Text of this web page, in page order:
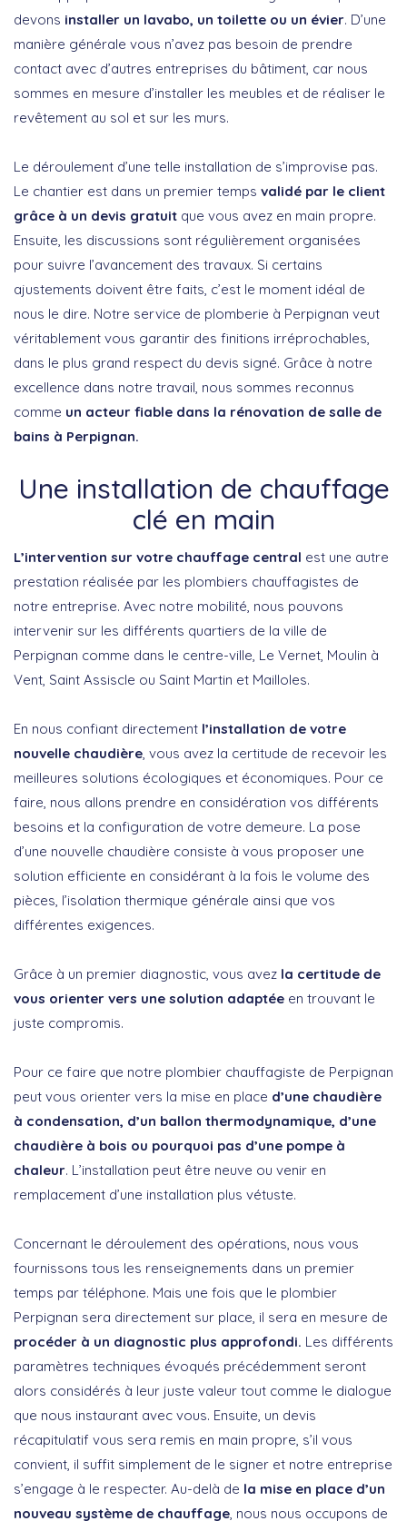
devons installer un lavabo, un toilette ou un évier. D’une
manière générale vous n’avez pas besoin de prendre
contact avec d’autres entreprises du bâtiment, car nous
sommes en mesure d’installer les meubles et de réaliser le
revêtement au sol et sur les murs.
Le déroulement d’une telle installation de s’improvise pas.
Le chantier est dans un premier temps validé par le client
grâce à un devis gratuit que vous avez en main propre.
Ensuite, les discussions sont régulièrement organisées
pour suivre l’avancement des travaux. Si certains
ajustements doivent être faits, c’est le moment idéal de
nous le dire. Notre service de plomberie à Perpignan veut
véritablement vous garantir des finitions irréprochables,
dans le plus grand respect du devis signé. Grâce à notre
excellence dans notre travail, nous sommes reconnus
comme un acteur fiable dans la rénovation de salle de
bains à Perpignan.
Une installation de chauffage
clé en main
L’intervention sur votre chauffage central est une autre
prestation réalisée par les plombiers chauffagistes de
notre entreprise. Avec notre mobilité, nous pouvons
intervenir sur les différents quartiers de la ville de
Perpignan comme dans le centre-ville, Le Vernet, Moulin à
Vent, Saint Assiscle ou Saint Martin et Mailloles.
En nous confiant directement l’installation de votre
nouvelle chaudière , vous avez la certitude de recevoir les
meilleures solutions écologiques et économiques. Pour ce
faire, nous allons prendre en considération vos différents
besoins et la configuration de votre demeure. La pose
d’une nouvelle chaudière consiste à vous proposer une
solution efficiente en considérant à la fois le volume des
pièces, l’isolation thermique générale ainsi que vos
différentes exigences.
Grâce à un premier diagnostic, vous avez la certitude de
vous orienter vers une solution adaptée en trouvant le
juste compromis.
Pour ce faire que notre plombier chauffagiste de Perpignan
peut vous orienter vers la mise en place d’une chaudière
à condensation, d’un ballon thermodynamique, d’une
chaudière à bois ou pourquoi pas d’une pompe à
chaleur. L’installation peut être neuve ou venir en
remplacement d’une installation plus vétuste.
Concernant le déroulement des opérations, nous vous
fournissons tous les renseignements dans un premier
temps par téléphone. Mais une fois que le plombier
Perpignan sera directement sur place, il sera en mesure de
procéder à un diagnostic plus approfondi. Les différents
paramètres techniques évoqués précédemment seront
alors considérés à leur juste valeur tout comme le dialogue
que nous instaurant avec vous. Ensuite, un devis
récapitulatif vous sera remis en main propre, s’il vous
convient, il suffit simplement de le signer et notre entreprise
s’engage à le respecter. Au-delà de la mise en place d’un
nouveau système de chauffage , nous nous occupons de